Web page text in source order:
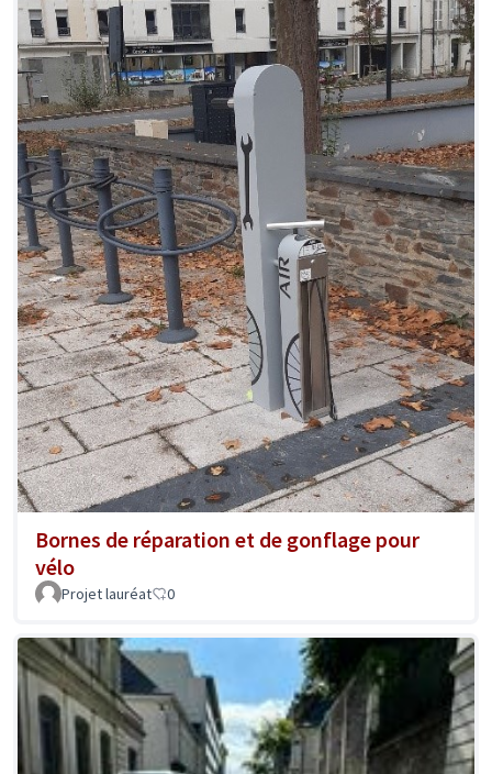
Bornes de réparation et de gonflage pour
vélo
Projet lauréat 0